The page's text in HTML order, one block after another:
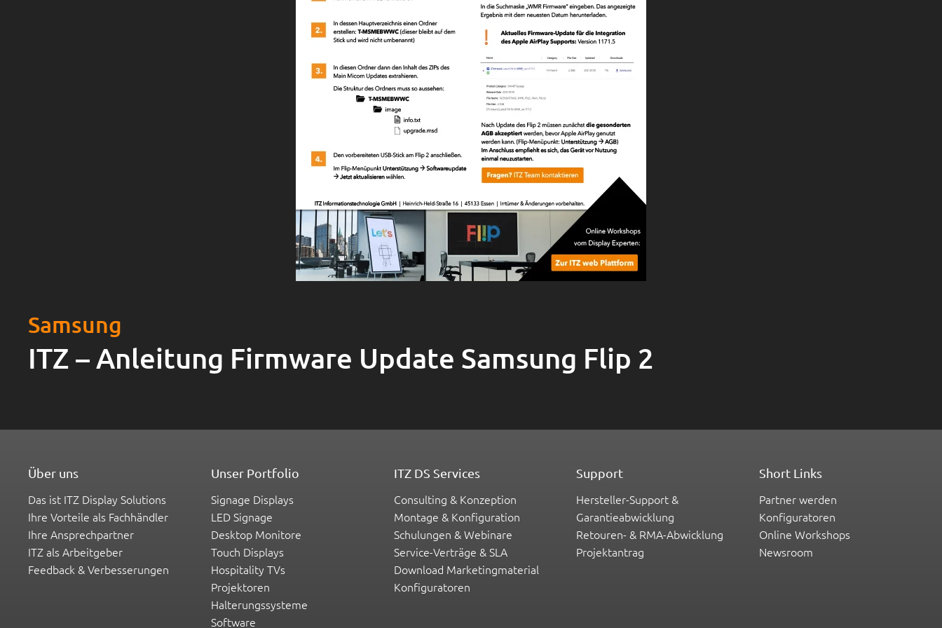
Samsung
ITZ – Anleitung Firmware Update Samsung Flip 2
Über uns
Das ist ITZ Display Solutions
Ihre Vorteile als Fachhändler
Ihre Ansprechpartner
ITZ als Arbeitgeber
Feedback & Verbesserungen
Unser Portfolio
Signage Displays
LED Signage
Desktop Monitore
Touch Displays
Hospitality TVs
Projektoren
Halterungssysteme
Software
ITZ DS Services
Consulting & Konzeption
Montage & Konfiguration
Schulungen & Webinare
Service-Verträge & SLA
Download Marketingmaterial
Konfiguratoren
Support
Hersteller-Support &
Garantieabwicklung
Retouren- & RMA-Abwicklung
Projektantrag
Short Links
Partner werden
Konfiguratoren
Online Workshops
Newsroom